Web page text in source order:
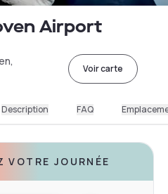
Airport
Voir carte
Description FAQ
VOTRE JOURNÉE